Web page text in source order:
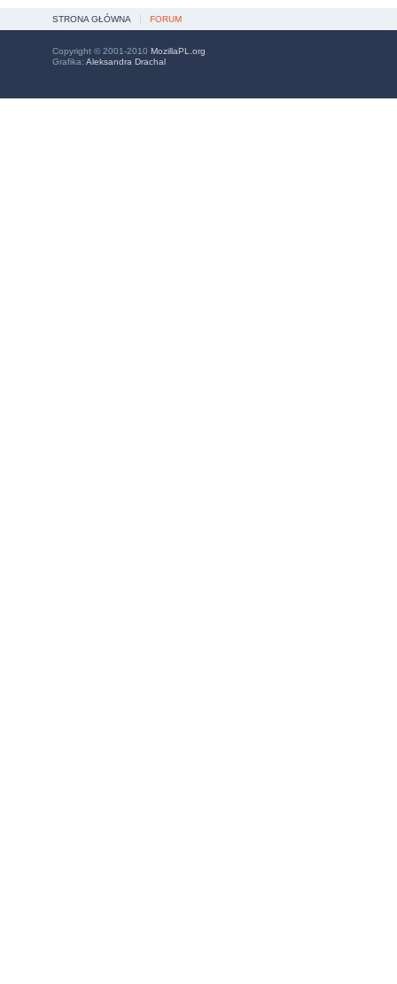
STRONA GŁÓWNA FORUM
Copyright © 2001-2010 MozillaPL.org
Grafika: Aleksandra Drachal